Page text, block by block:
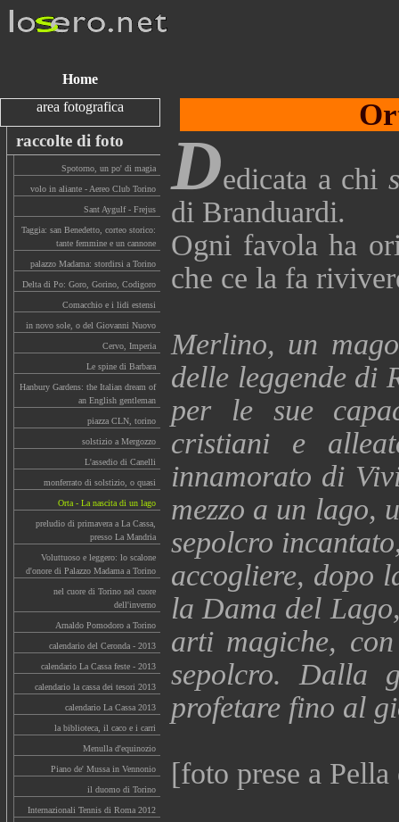
Home
area fotografica
raccolte di foto
Spotorno, un po' di magia
volo in aliante - Aereo Club Torino
Sant Aygulf - Frejus
Taggia: san Benedetto, corteo storico:
tante femmine e un cannone
palazzo Madama: stordirsi a Torino
Delta di Po: Goro, Gorino, Codigoro
Comacchio e i lidi estensi
in novo sole, o del Giovanni Nuovo
Cervo, Imperia
Le spine di Barbara
Hanbury Gardens: the Italian dream of
an English gentleman
piazza CLN, torino
solstizio a Mergozzo
L'assedio di Canelli
monferrato di solstizio, o quasi
Orta - La nascita di un lago
preludio di primavera a La Cassa,
presso La Mandria
Voluttuoso e leggero: lo scalone
d'onore di Palazzo Madama a Torino
nel cuore di Torino nel cuore
dell'inverno
Arnaldo Pomodoro a Torino
calendario del Ceronda - 2013
calendario La Cassa feste - 2013
calendario la cassa dei tesori 2013
calendario La Cassa 2013
la biblioteca, il caco e i carri
Menulla d'equinozio
Piano de' Mussa in Vennonio
il duomo di Torino
Internazionali Tennis di Roma 2012
Dedicata a chi
di Branduardi.
Ogni favola ha
che ce la fa
Merlino, un
delle leggende di
per le sue
cristiani e
innamorato di
mezzo a un lago,
sepolcro
accogliere, dopo
la Dama del
arti magiche,
sepolcro. Dalla
profetare fino al
[foto prese a